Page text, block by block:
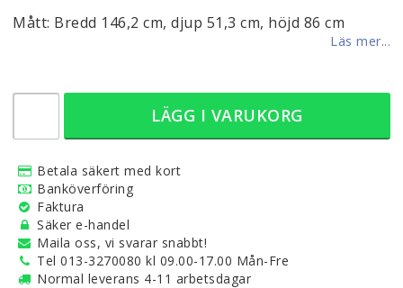
Mått: Bredd 146,2 cm, djup 51,3 cm, höjd 86 cm
Läs mer...
LÄGG I VARUKORG
Betala säkert med kort
Banköverföring
Faktura
Säker e-handel
Maila oss, vi svarar snabbt!
Tel 013-3270080 kl 09.00-17.00 Mån-Fre
Normal leverans 4-11 arbetsdagar